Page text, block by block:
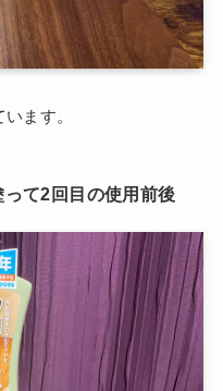
ます。
て2回目の使用前後